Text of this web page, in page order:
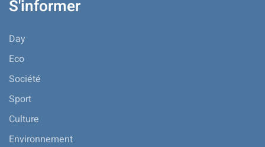
S'informer
Day
Eco
Société
Sport
Culture
Environnement